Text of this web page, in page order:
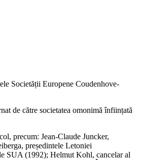
Societății Europene Coudenhove-
de către societatea omonimă înființată
precum: Jean-Claude Juncker,
președintele Letoniei
SUA (1992); Helmut Kohl, cancelar al